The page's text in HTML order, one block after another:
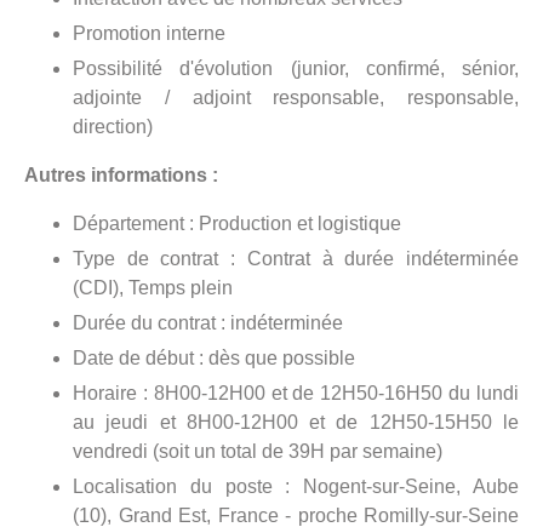
Promotion interne
Possibilité d'évolution (junior, confirmé, sénior,
adjointe / adjoint responsable, responsable,
direction)
Autres informations :
Département : Production et logistique
Type de contrat : Contrat à durée indéterminée
(CDI), Temps plein
Durée du contrat : indéterminée
Date de début : dès que possible
Horaire : 8H00-12H00 et de 12H50-16H50 du lundi
au jeudi et 8H00-12H00 et de 12H50-15H50 le
vendredi (soit un total de 39H par semaine)
Localisation du poste : Nogent-sur-Seine, Aube
(10), Grand Est, France - proche Romilly-sur-Seine